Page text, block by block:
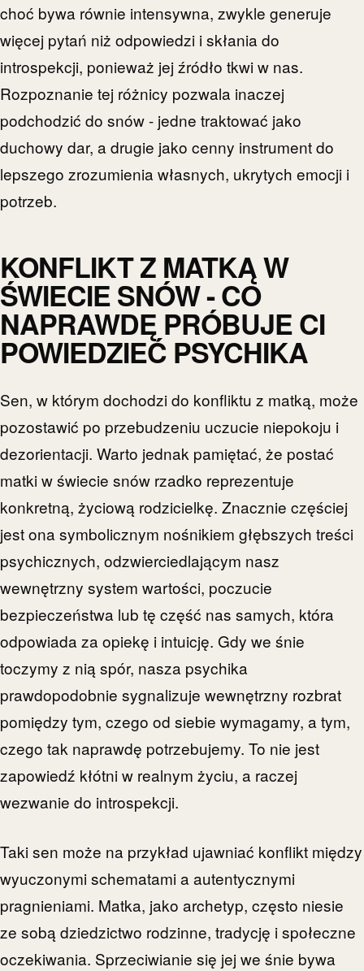
choć bywa równie intensywna, zwykle generuje
więcej pytań niż odpowiedzi i skłania do
introspekcji, ponieważ jej źródło tkwi w nas.
Rozpoznanie tej różnicy pozwala inaczej
podchodzić do snów - jedne traktować jako
duchowy dar, a drugie jako cenny instrument do
lepszego zrozumienia własnych, ukrytych emocji i
potrzeb.
KONFLIKT Z MATKĄ W
ŚWIECIE SNÓW - CO
NAPRAWDĘ PRÓBUJE CI
POWIEDZIEĆ PSYCHIKA
Sen, w którym dochodzi do konfliktu z matką, może
pozostawić po przebudzeniu uczucie niepokoju i
dezorientacji. Warto jednak pamiętać, że postać
matki w świecie snów rzadko reprezentuje
konkretną, życiową rodzicielkę. Znacznie częściej
jest ona symbolicznym nośnikiem głębszych treści
psychicznych, odzwierciedlającym nasz
wewnętrzny system wartości, poczucie
bezpieczeństwa lub tę część nas samych, która
odpowiada za opiekę i intuicję. Gdy we śnie
toczymy z nią spór, nasza psychika
prawdopodobnie sygnalizuje wewnętrzny rozbrat
pomiędzy tym, czego od siebie wymagamy, a tym,
czego tak naprawdę potrzebujemy. To nie jest
zapowiedź kłótni w realnym życiu, a raczej
wezwanie do introspekcji.
Taki sen może na przykład ujawniać konflikt między
wyuczonymi schematami a autentycznymi
pragnieniami. Matka, jako archetyp, często niesie
ze sobą dziedzictwo rodzinne, tradycję i społeczne
oczekiwania. Sprzeciwianie się jej we śnie bywa